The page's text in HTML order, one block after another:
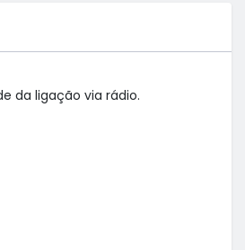
da ligação via rádio.